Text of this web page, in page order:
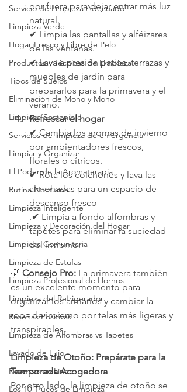
Servicio de Limpieza Adecuado
Limpieza Verde
Hogar Fresco y Libre de Pelo
Productos y Técnicas de Limpieza
Tipos de Suelos
Eliminación de Moho y Moho
Limpieza Sostenible
Servicios de limpieza de emergencia
Limpiar y Organizar
El Poder de la Aromaterapia
Rutina Nocturna
Limpieza Inteligente
Limpieza y Decoración del Hogar
Limpieza Comunitaria
Limpieza de Estufas
Limpieza Profesional de Hornos
Limpieza del Refrigerador
Reseñas Positivas
Limpieza de Alfombras vs Tapetes
Lavado de Lujo
Reservar en Línea
Los 10 Trucos de Limpieza
por fuera para dejar entrar más luz
natural.
✔ Limpia las pantallas y alféizares
de las ventanas.
✔ Lava a presión patios, terrazas y
muebles de jardín para
prepararlos para la primavera y el
verano.
Refrescar el hogar
✔ Cambia los aromas de invierno
por ambientadores frescos,
florales o cítricos.
✔ Rota los colchones y lava las
almohadas para un espacio de
descanso fresco
.✔ Limpia a fondo alfombras y
tapetes para eliminar la suciedad
del invierno.
💡 Consejo Pro: La primavera también
es un excelente momento para
organizar los armarios y cambiar la
ropa de invierno por telas más ligeras y
transpirables.
Limpieza de Otoño: Prepárate para la
Temporada Acogedora
Por otro lado, la limpieza de otoño se